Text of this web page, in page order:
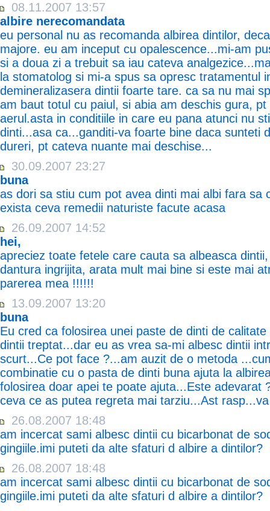
08.11.2007 13:57
albire nerecomandata
eu personal nu as recomanda albirea dintilor,
majore. eu am inceput cu opalescence...mi-am
si a doua zi a trebuit sa iau cateva
la stomatolog si mi-a spus sa opresc tratamentul
demineralizasera dintii foarte tare. ca sa nu mai
am baut totul cu paiul, si abia am deschis gura,
aerul.asta in conditiile in care eu pana atunci nu
dinti...asa ca...ganditi-va foarte bine daca sunteti
dureri, pt cateva nuante mai deschise...
30.09.2007 23:27
buna
as dori sa stiu cum pot avea dinti mai albi fara sa
exista ceva remedii naturiste facute acasa
26.09.2007 14:52
hei,
apreciez toate fetele care cauta sa albeasca
dantura ingrijita, arata mult mai bine si este mai
parerea mea !!!!!!
13.09.2007 13:20
buna
Eu cred ca folosirea unei paste de dinti de
dintii treptat...dar eu as vrea sa-mi albesc dintii
scurt...Ce pot face ?...am auzit de o metoda
combinatie cu o pasta de dinti buna ajuta la
folosirea doar apei te poate ajuta...Este adevarat
ceva ce as putea regreta mai tarziu...Ast
26.08.2007 18:48
am incercat sami albesc dintii cu bicarbonat de
gingiile.imi puteti da alte sfaturi d albire a dintilor?
26.08.2007 18:48
am incercat sami albesc dintii cu bicarbonat de
gingiile.imi puteti da alte sfaturi d albire a dintilor?